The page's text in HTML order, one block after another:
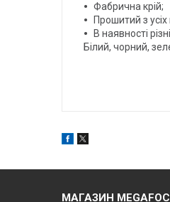
Фабрична крій;
Прошитий з усіх
В наявності
Білий, чорний,
МАГАЗИН